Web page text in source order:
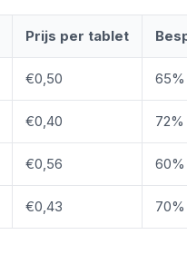
Prijs per tablet
€0,50 65%
€0,40 72%
€0,56 60%
€0,43 70%